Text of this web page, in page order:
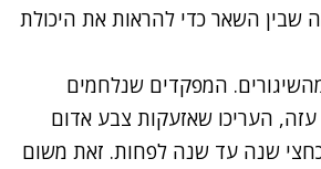
שבין השאר כדי להראות את היכולת
המפקדים שנלחמים
העריכו שאזעקות צבע אדום
שנה עד שנה לפחות. זאת משום